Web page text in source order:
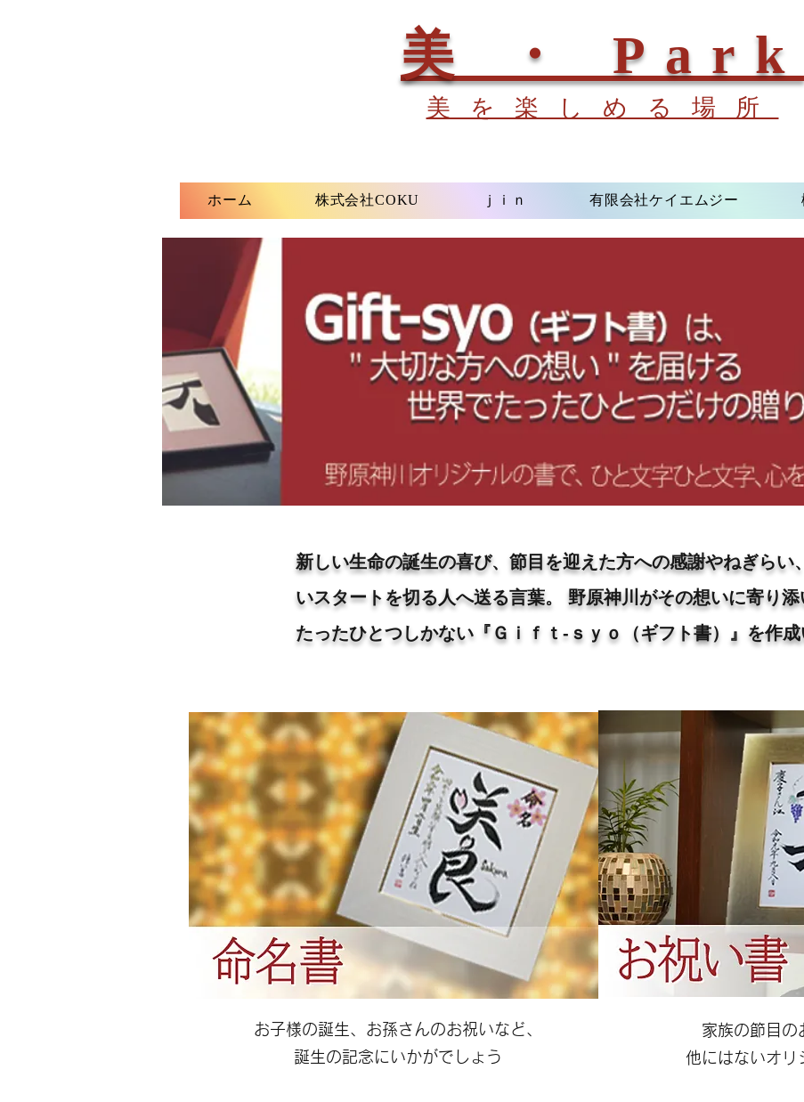
美 ・ Park
美を楽しめる場所
ホーム 株式会社COKU ｊｉｎ 有限会社ケイエムジー
新しい生命の誕生の喜び、節目を迎えた方への感謝やねぎらい
いスタートを切る人へ送る言葉。 野原神川がその想いに寄り
たったひとつしかない『Ｇｉｆｔ-ｓｙｏ（ギフト書）』を作成
お子様の誕生、お孫さんのお祝いなど、
​誕生の記念にいかがでしょう
家族の節目の
他にはないオリ